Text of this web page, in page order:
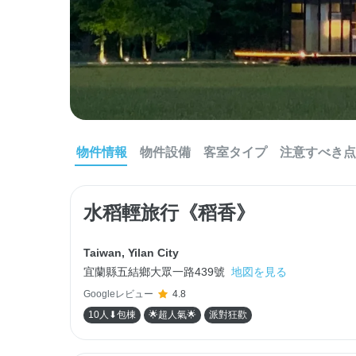
物件情報 物件設備 客室タイプ 注意すべき点
水稻輕旅行《稻香》
Taiwan, Yilan City
宜蘭縣五結鄉大眾一路439號 地図を見る
Googleレビュー
4.8
10人⬇包棟
🌟超人氣🌟 派對狂歡